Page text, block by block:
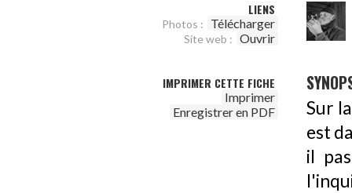
LIENS
Photos : Télécharger
Site web : Ouvrir
IMPRIMER CETTE FICHE
Imprimer
Enregistrer en PDF
Sur
est
il